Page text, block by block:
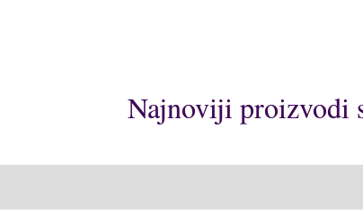
Najnoviji proizvodi